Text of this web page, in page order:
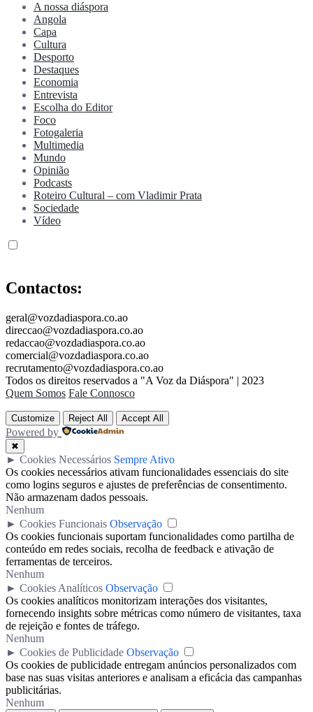
A nossa diáspora
Angola
Capa
Cultura
Desporto
Destaques
Economia
Entrevista
Escolha do Editor
Foco
Fotogaleria
Multimedia
Mundo
Opinião
Podcasts
Roteiro Cultural – com Vladimir Prata
Sociedade
Vídeo
Contactos:
geral@vozdadiaspora.co.ao
direccao@vozdadiaspora.co.ao
redaccao@vozdadiaspora.co.ao
comercial@vozdadiaspora.co.ao
recrutamento@vozdadiaspora.co.ao
Todos os direitos reservados a "A Voz da Diáspora" | 2023
Quem Somos Fale Connosco
Customize Reject All Accept All
Powered by
✖
► Cookies Necessários Sempre Ativo
Os cookies necessários ativam funcionalidades essenciais do site
como logins seguros e ajustes de preferências de consentimento.
Não armazenam dados pessoais.
Nenhum
► Cookies Funcionais Observação
Os cookies funcionais suportam funcionalidades como partilha de
conteúdo em redes sociais, recolha de feedback e ativação de
ferramentas de terceiros.
Nenhum
► Cookies Analíticos Observação
Os cookies analíticos monitorizam interações dos visitantes,
fornecendo insights sobre métricas como número de visitantes, taxa
de rejeição e fontes de tráfego.
Nenhum
► Cookies de Publicidade Observação
Os cookies de publicidade entregam anúncios personalizados com
base nas suas visitas anteriores e analisam a eficácia das campanhas
publicitárias.
Nenhum